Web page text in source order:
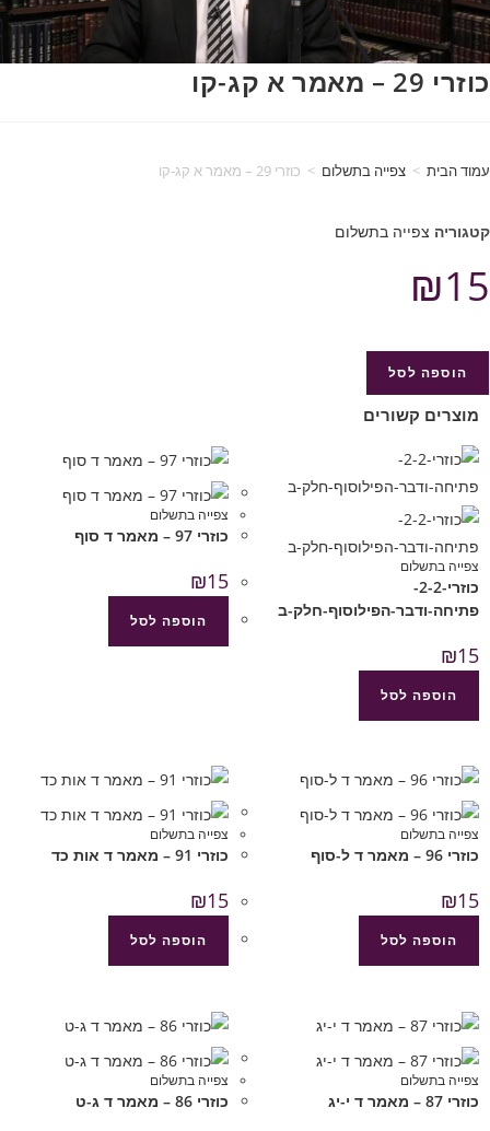
כוזרי 29 – מאמר א קג-קו
עמוד הבית > צפייה בתשלום > כוזרי 29 – מאמר א קג-קו
קטגוריה צפייה בתשלום
₪15
הוספה לסל
מוצרים קשורים
צפייה בתשלום
כוזרי-2-2-
פתיחה-ודבר-הפילוסוף-חלק-ב
₪15
הוספה לסל
צפייה בתשלום
כוזרי 97 – מאמר ד סוף
₪15
הוספה לסל
צפייה בתשלום
כוזרי 96 – מאמר ד ל-סוף
₪15
הוספה לסל
צפייה בתשלום
כוזרי 91 – מאמר ד אות כד
₪15
הוספה לסל
צפייה בתשלום
כוזרי 87 – מאמר ד י-יג
צפייה בתשלום
כוזרי 86 – מאמר ד ג-ט